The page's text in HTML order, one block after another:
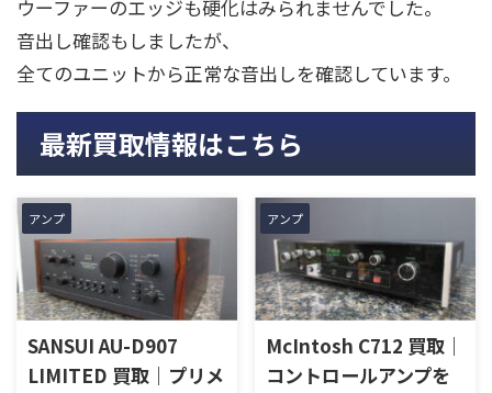
ウーファーのエッジも硬化はみられませんでした。
音出し確認もしましたが、
全てのユニットから正常な音出しを確認しています。
最新買取情報はこちら
アンプ
SANSUI AU-D907
LIMITED 買取｜プリメ
アンプ
McIntosh C712 買取｜
コントロールアンプを